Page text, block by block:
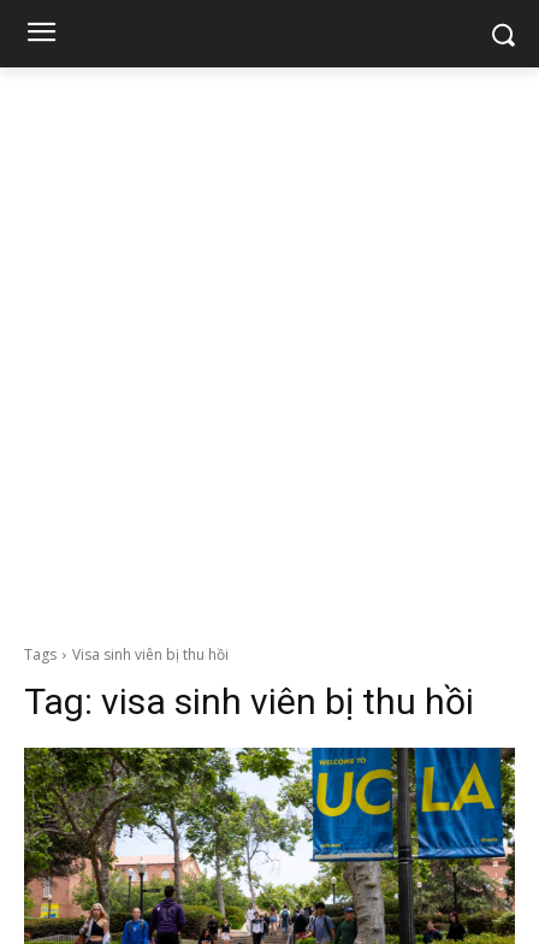
Tags Visa sinh viên bị thu hồi
Tag: visa sinh viên bị thu hồi